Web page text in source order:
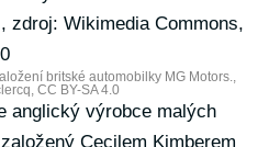
britské automobilky MG Motors.,
CC BY-SA 4.0
anglický výrobce malých
Cecilem Kimberem